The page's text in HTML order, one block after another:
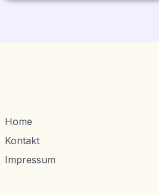
Home
Kontakt
Impressum